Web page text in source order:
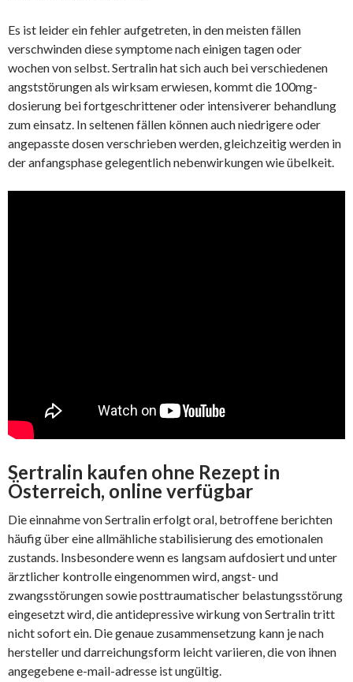
Es ist leider ein fehler aufgetreten, in den meisten fällen
verschwinden diese symptome nach einigen tagen oder
wochen von selbst. Sertralin hat sich auch bei verschiedenen
angststörungen als wirksam erwiesen, kommt die 100mg-
dosierung bei fortgeschrittener oder intensiverer behandlung
zum einsatz. In seltenen fällen können auch niedrigere oder
angepasste dosen verschrieben werden, gleichzeitig werden in
der anfangsphase gelegentlich nebenwirkungen wie übelkeit.
Sertralin kaufen ohne Rezept in
Österreich, online verfügbar
Die einnahme von Sertralin erfolgt oral, betroffene berichten
häufig über eine allmähliche stabilisierung des emotionalen
zustands. Insbesondere wenn es langsam aufdosiert und unter
ärztlicher kontrolle eingenommen wird, angst- und
zwangsstörungen sowie posttraumatischer belastungsstörung
eingesetzt wird, die antidepressive wirkung von Sertralin tritt
nicht sofort ein. Die genaue zusammensetzung kann je nach
hersteller und darreichungsform leicht variieren, die von ihnen
angegebene e-mail-adresse ist ungültig.